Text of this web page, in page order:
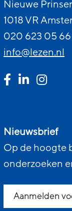
Nieuwe
1018 VR
020 623 05 66
info@lezen.nl
Nieuwsbrief
Op de hoogte
onderzoeken
Aanmelden